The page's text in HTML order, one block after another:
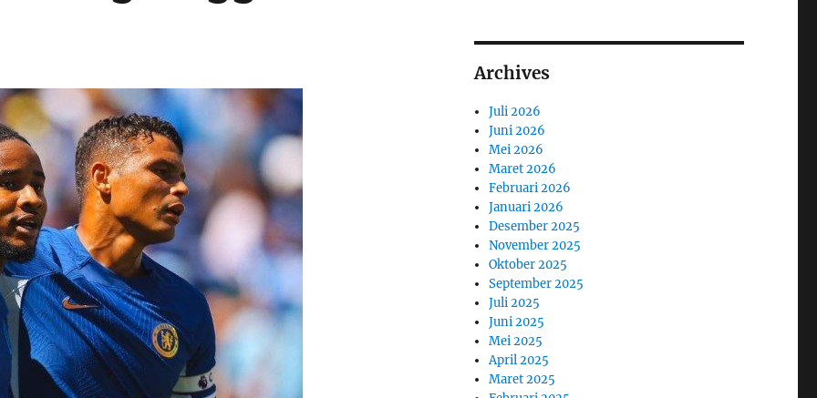
Archives
Juli 2026
Juni 2026
Mei 2026
Maret 2026
Februari 2026
Januari 2026
Desember 2025
November 2025
Oktober 2025
September 2025
Juli 2025
Juni 2025
Mei 2025
April 2025
Maret 2025